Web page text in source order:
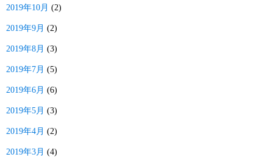
2019年10月 (2)
2019年9月 (2)
2019年8月 (3)
2019年7月 (5)
2019年6月 (6)
2019年5月 (3)
2019年4月 (2)
2019年3月 (4)